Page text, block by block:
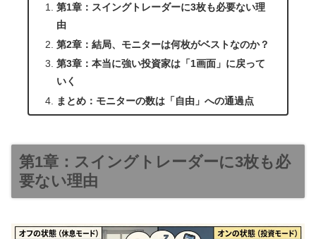
第1章：スイングトレーダーに3枚も必要ない理
由
第2章：結局、モニターは何枚がベストなのか？
第3章：本当に強い投資家は「1画面」に戻って
いく
まとめ：モニターの数は「自由」への通過点
第1章：スイングトレーダーに3枚も必
要ない理由